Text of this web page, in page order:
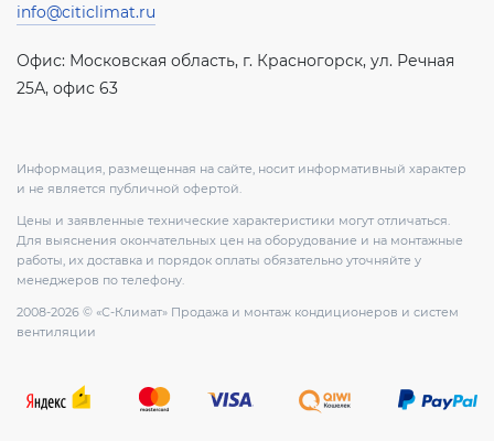
info@citiclimat.ru
Офис: Московская область, г. Красногорск, ул. Речная
25А, офис 63
Информация, размещенная на сайте, носит информативный характер
и не является публичной офертой.
Цены и заявленные технические характеристики могут отличаться.
Для выяснения окончательных цен на оборудование и на монтажные
работы, их доставка и порядок оплаты обязательно уточняйте у
менеджеров по телефону.
2008-2026 © «С-Климат» Продажа и монтаж кондиционеров и систем
вентиляции